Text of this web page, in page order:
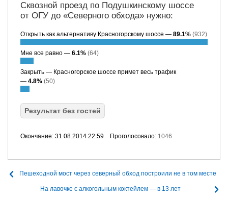
Сквозной проезд по Подушкинскому шоссе
от ОГУ до «Северного обхода» нужно:
Открыть как альтернативу Красногорскому шоссе — 89.1% (932)
Мне все равно — 6.1% (64)
Закрыть — Красногорское шоссе примет весь трафик
— 4.8% (50)
Результат без гостей
Окончание: 31.08.2014 22:59 Проголосовало: 1046
Пешеходной мост через северный обход построили не в том месте
На лавочке с алкогольным коктейлем — в 13 лет